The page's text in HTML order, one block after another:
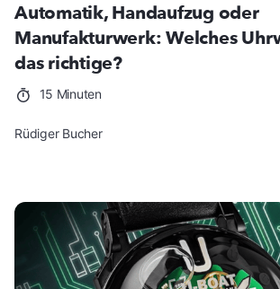
Automatik, Handaufzug oder
Manufakturwerk: Welches
das richtige?
15 Minuten
Rüdiger Bucher